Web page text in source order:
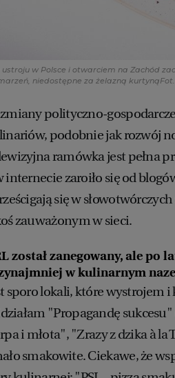
w Polsce i otwarciem na Zachód
niedostępne za żelazną kurtyną
polityczno-
podobnie jak rozwój
ramówka jest pełna
internecie zaroiło się od
się w
zauważonym w sieci.
został zanegowany, ale po
w kulinarnym
sporo lokali, które wystrojem
"Propagandę
i młota", "Zrazy z dzika à
smakowite. Ciekawe, że